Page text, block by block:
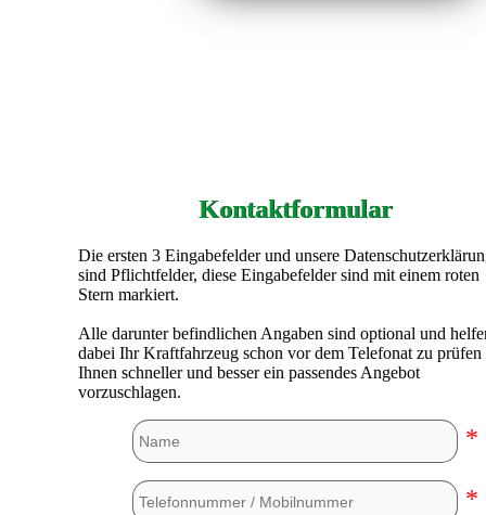
Kontaktformular
Die ersten 3 Eingabefelder und unsere
sind Pflichtfelder, diese Eingabefelder sind mit einem roten
Stern markiert.
Alle darunter befindlichen Angaben sind optional und
dabei Ihr Kraftfahrzeug schon vor dem Telefonat zu prüfen
Ihnen schneller und besser ein passendes Angebot
vorzuschlagen.
*
*